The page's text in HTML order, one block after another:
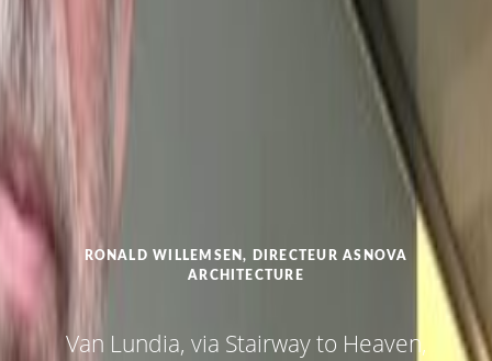
RONALD WILLEMSEN, DIRECTEUR ASNOVA
ARCHITECTURE
Van Lundia, via Stairway to Heaven,